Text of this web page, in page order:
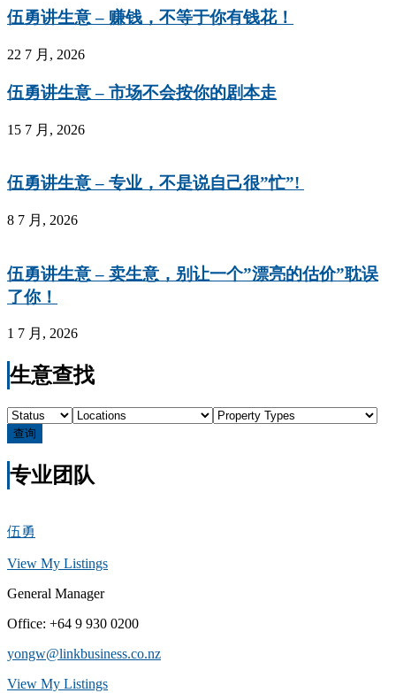
伍勇讲生意 – 赚钱，不等于你有钱花！
22 7 月, 2026
伍勇讲生意 – 市场不会按你的剧本走
15 7 月, 2026
伍勇讲生意 – 专业，不是说自己很”忙”!
8 7 月, 2026
伍勇讲生意 – 卖生意，别让一个”漂亮的估价”耽误
了你！
1 7 月, 2026
生意查找
查询
专业团队
伍勇
View My Listings
General Manager
Office: +64 9 930 0200
yongw@linkbusiness.co.nz
View My Listings